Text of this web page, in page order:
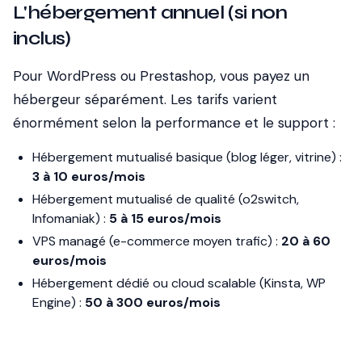
L'hébergement annuel (si non
inclus)
Pour WordPress ou Prestashop, vous payez un
hébergeur séparément. Les tarifs varient
énormément selon la performance et le support :
Hébergement mutualisé basique (blog léger, vitrine) :
3 à 10 euros/mois
Hébergement mutualisé de qualité (o2switch,
Infomaniak) : 5 à 15 euros/mois
VPS managé (e-commerce moyen trafic) : 20 à 60
euros/mois
Hébergement dédié ou cloud scalable (Kinsta, WP
Engine) : 50 à 300 euros/mois